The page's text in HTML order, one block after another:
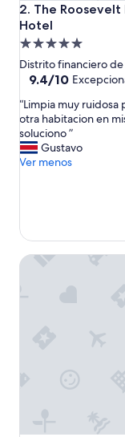
2. The
Hotel
The Roosevelt
Propiedad
de
5.0
Distrito financiero
9.4
10,
Excepcional,
(1,014
opiniones)
9.4/10
“
L
i
m
p
y
u
“Limpia muy
otra habitacion en
soluciono ”
Gustavo
Ver menos
Four Seasons